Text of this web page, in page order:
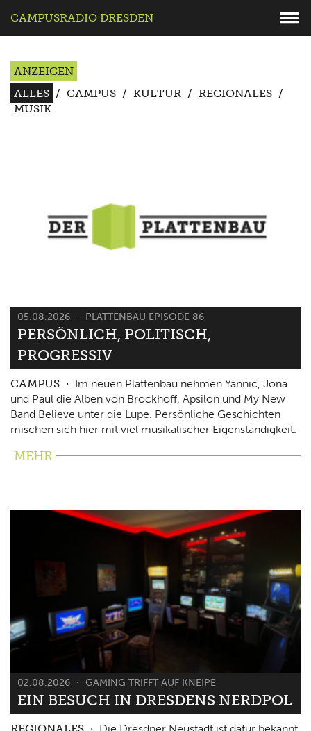
CAMPUSRADIO DRESDEN
ANZEIGEN
ALLES / CAMPUS / KULTUR / REGIONALES /
MUSIK
05.08.2026 PLATTENBAU EPISODE 86
PERSÖNLICH, POLITISCH,
PROGRESSIV
CAMPUS
Im neuen Plattenbau nehmen Yannic, Jona
und Paul die Alben von Brockhoff, Apsilon und My New
Band Believe unter die Lupe. Persönliche Geschichten
mischen sich hier mit viel musikalischer Eigenständigkeit.
MEHR
02.08.2026 GAMING TRIFFT AUF KNEIPE
EIN BESUCH IN DRESDENS NERDPOL
REGIONALES
Die Dresdner Neustadt ist dafür bekannt,